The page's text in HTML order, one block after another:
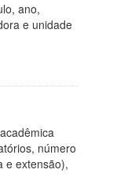
ano,
e unidade
número
e extensão),